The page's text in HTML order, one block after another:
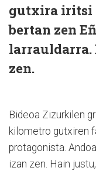
gutxira iritsi
bertan zen
larrauldarra.
zen.
Bideoa Zizurkilen
kilometro gutxiren
protagonista.
izan zen. Hain